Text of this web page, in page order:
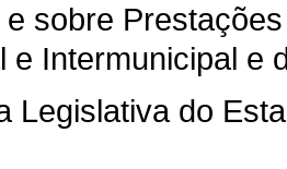
sobre
e Intermunicipal e
Legislativa do